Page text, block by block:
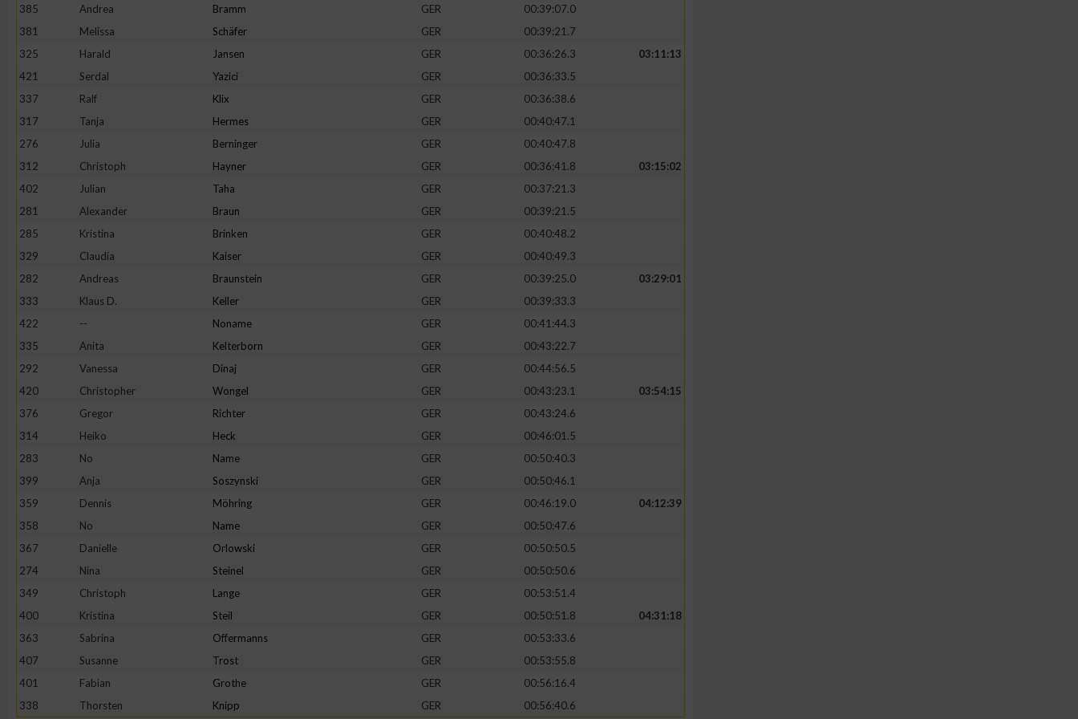
385
Andrea Bramm GER
00:39:07.0
381
Melissa Schäfer GER
00:39:21.7
325
Harald Jansen GER 00:36:26.3
03:11:13
421
Serdal Yazici GER
00:36:33.5
337
Ralf Klix GER
00:36:38.6
317
Tanja Hermes GER
00:40:47.1
276
Julia Berninger GER
00:40:47.8
312
Christoph Hayner GER 00:36:41.8
03:15:02
402
Julian Taha GER
00:37:21.3
281
Alexander Braun GER
00:39:21.5
285
Kristina Brinken GER
00:40:48.2
329
Claudia Kaiser GER
00:40:49.3
282
Andreas Braunstein GER 00:39:25.0
03:29:01
333
Klaus D. Keller GER
00:39:33.3
422
-- Noname GER
00:41:44.3
335
Anita Kelterborn GER
00:43:22.7
292
Vanessa Dinaj GER
00:44:56.5
420
Christopher Wongel GER 00:43:23.1
03:54:15
376
Gregor Richter GER
00:43:24.6
314
Heiko Heck GER
00:46:01.5
283
No Name GER
00:50:40.3
399
Anja Soszynski GER
00:50:46.1
359
Dennis Möhring GER 00:46:19.0
04:12:39
358
No Name GER
00:50:47.6
367
Danielle Orlowski GER
00:50:50.5
274
Nina Steinel GER
00:50:50.6
349
Christoph Lange GER
00:53:51.4
400
Kristina Steil GER 00:50:51.8
04:31:18
363
Sabrina Offermanns GER
00:53:33.6
407
Susanne Trost GER
00:53:55.8
401
Fabian Grothe GER
00:56:16.4
338
Thorsten Knipp GER 00:56:40.6
Erstellung von Profilen zur Personalisierung von Inhalten
Verwendung von Profilen zur Auswahl personalisierter Inhalte
Messung der Werbeleistung
verschiedenen Quellen
Entwicklung und Verbesserung der Angebote
Verwendung reduzierter Daten zur Auswahl von Inhalten
IAB-Besonderheiten:
Verwendung genauer Standortdaten
Nicht-IAB-Verarbeitungszwecke:
Performance
Funktional
Werbung